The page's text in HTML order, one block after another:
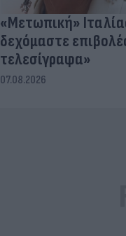
«Μετωπική»
δεχόμαστε
τελεσίγραφα»
07.08.2026